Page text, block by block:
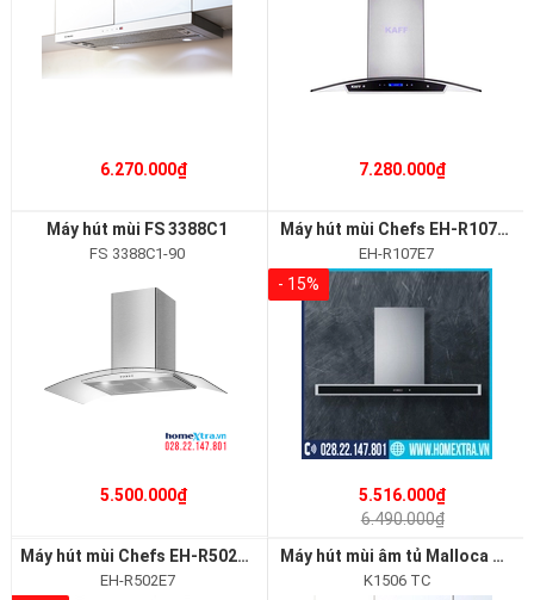
6.270.000₫ 7.280.000₫
Máy hút mùi FS 3388C1
FS 3388C1-90
5.500.000₫
Máy hút mùi Chefs EH-R107E7
EH-R107E7
- 15%
5.516.000₫
6.490.000₫
Máy hút mùi Chefs EH-R502E7
EH-R502E7
Máy hút mùi âm tủ Malloca K1506 TC
K1506 TC